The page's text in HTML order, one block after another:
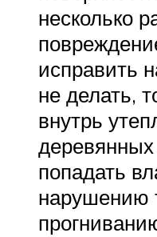
несколько
исправить
не делать,
внутрь
попадать
нарушению